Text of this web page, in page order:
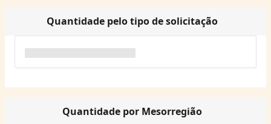
Quantidade pelo tipo de solicitação
Quantidade por Mesorregião